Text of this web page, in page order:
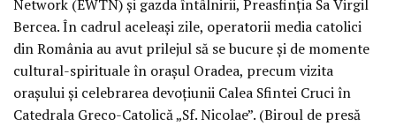
Network (EWTN) și gazda întâlnirii, Preasfinția Sa Virgil
Bercea. În cadrul aceleași zile, operatorii media catolici
din România au avut prilejul să se bucure și de momente
cultural-spirituale în orașul Oradea, precum vizita
orașului și celebrarea devoțiunii Calea Sfintei Cruci în
Catedrala Greco-Catolică „Sf. Nicolae”. (Biroul de presă